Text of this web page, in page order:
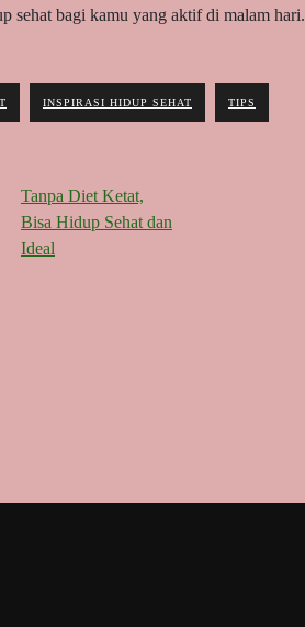
sehat bagi kamu yang aktif di malam hari.
INSPIRASI HIDUP SEHAT TIPS
Tanpa Diet Ketat,
Bisa Hidup Sehat dan
Ideal